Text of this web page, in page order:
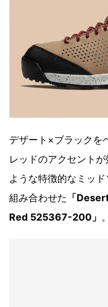
デザート×ブラックを
レッドのアクセント
ような特徴的なミッ
組み合わせた 「
Red 525367-200」 。